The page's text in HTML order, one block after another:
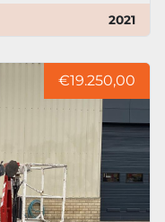
2021
€19.250,00